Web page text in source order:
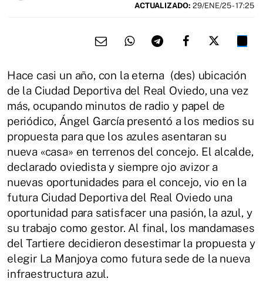
ACTUALIZADO: 29/ENE/25 - 17:25
Hace casi un año, con la eterna (des) ubicación
de la Ciudad Deportiva del Real Oviedo, una vez
más, ocupando minutos de radio y papel de
periódico, Ángel García presentó a los medios su
propuesta para que los azules asentaran su
nueva «casa» en terrenos del concejo. El alcalde,
declarado oviedista y siempre ojo avizor a
nuevas oportunidades para el concejo, vio en la
futura Ciudad Deportiva del Real Oviedo una
oportunidad para satisfacer una pasión, la azul, y
su trabajo como gestor. Al final, los mandamases
del Tartiere decidieron desestimar la propuesta y
elegir La Manjoya como futura sede de la nueva
infraestructura azul.